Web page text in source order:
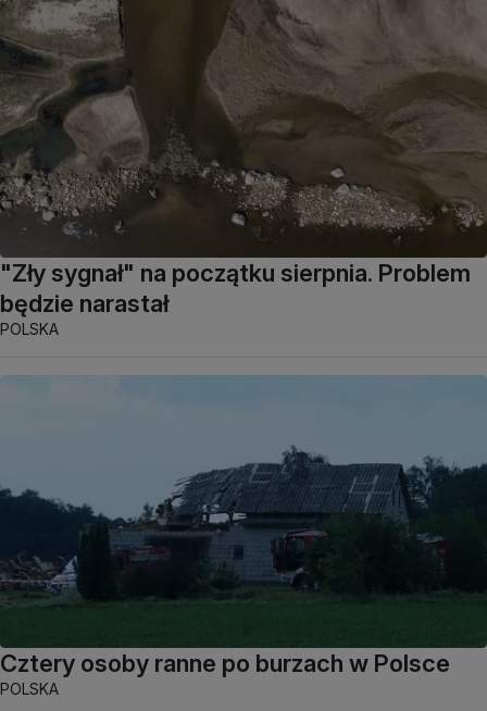
"Zły sygnał" na początku sierpnia. Problem
będzie narastał
POLSKA
Cztery osoby ranne po burzach w Polsce
POLSKA